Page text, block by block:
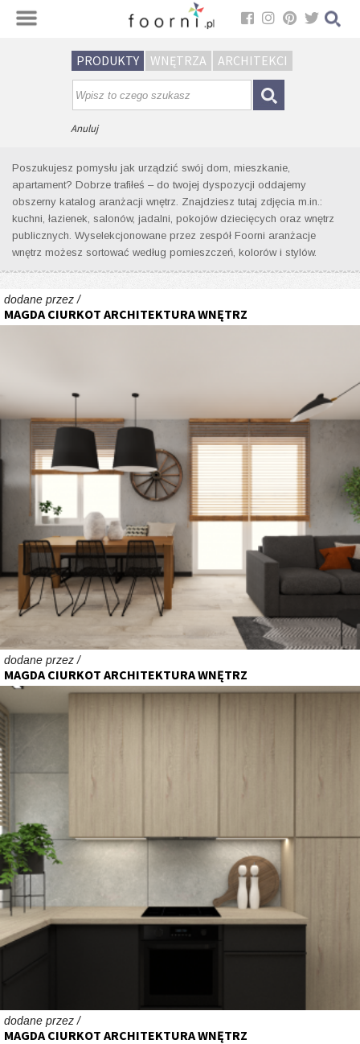
PRODUKTY WNĘTRZA ARCHITEKCI
Anuluj
Wyniki wyszukiwania wnętrz dla
tagu: dom jednorodzinny
Poszukujesz pomysłu jak urządzić swój dom, mieszkanie,
apartament? Dobrze trafiłeś – do twojej dyspozycji oddajemy
obszerny katalog aranżacji wnętrz. Znajdziesz tutaj zdjęcia m.in.:
kuchni, łazienek, salonów, jadalni, pokojów dziecięcych oraz wnętrz
publicznych. Wyselekcjonowane przez zespół Foorni aranżacje
wnętrz możesz sortować według pomieszczeń, kolorów i stylów.
dodane przez /
MAGDA CIURKOT ARCHITEKTURA WNĘTRZ
dodane przez /
MAGDA CIURKOT ARCHITEKTURA WNĘTRZ
dodane przez /
MAGDA CIURKOT ARCHITEKTURA WNĘTRZ